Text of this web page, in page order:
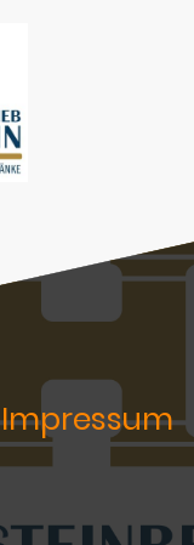
Impressum